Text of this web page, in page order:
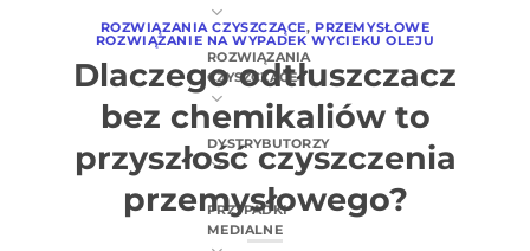
ROZWIĄZANIA
CZYSZCZĄCE
DYSTRYBUTORZY
PRZYPADKI
MEDIALNE
ROZWIĄZANIA CZYSZCZĄCE, PRZEMYSŁOWE
ROZWIĄZANIE NA WYPADEK WYCIEKU OLEJU
Dlaczego odtłuszczacz
bez chemikaliów to
przyszłość czyszczenia
przemysłowego?